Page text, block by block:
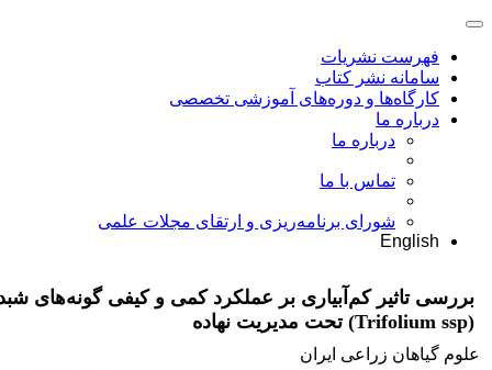
فهرست نشریات
سامانه نشر کتاب
کارگاه‌ها و دوره‌های آموزشی تخصصی
درباره ما
درباره ما
تماس با ما
شورای برنامه‌ریزی و ارتقای مجلات علمی
English
بررسی تاثیر کم‌آبیاری بر عملکرد کمی و کیفی گونه‌های
(Trifolium ssp) تحت مدیریت نهاده
علوم گیاهان زراعی ایران